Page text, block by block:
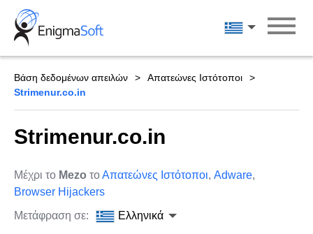
Skip
content
Ελληνικά
Βάση δεδομένων απειλών
Απατεώνες Ιστότοποι
Strimenur.co.in
Strimenur.co.in
Μέχρι το Mezo τοΑπατεώνες Ιστότοποι, Adware,
Browser Hijackers
Μετάφραση σε:
Ελληνικά